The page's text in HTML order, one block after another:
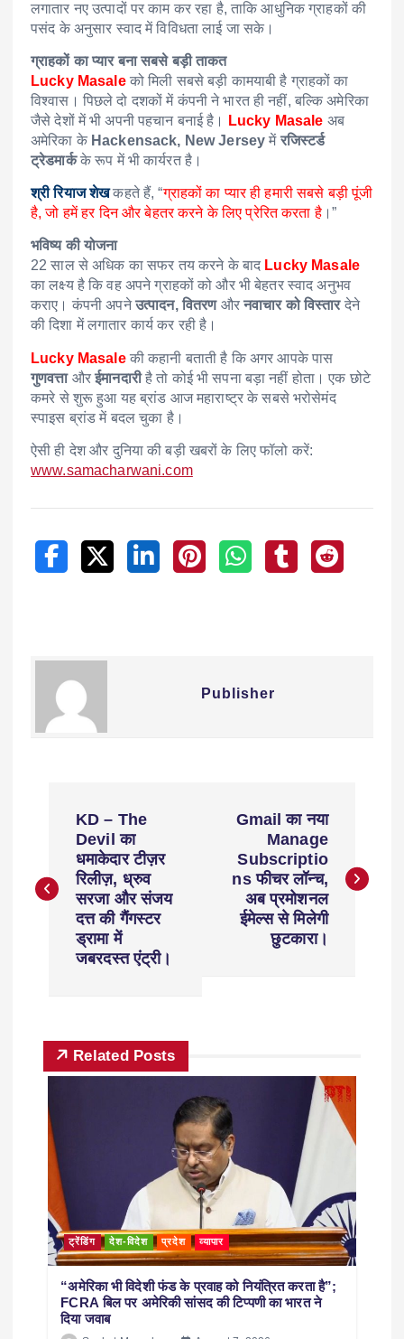
लगातार नए उत्पादों पर काम कर रहा है, ताकि आधुनिक ग्राहकों की
पसंद के अनुसार स्वाद में विविधता लाई जा सके।
ग्राहकों का प्यार बना सबसे बड़ी ताकत
Lucky Masaleको मिली सबसे बड़ी कामयाबी है ग्राहकों का
विश्वास। पिछले दो दशकों में कंपनी ने भारत ही नहीं, बल्कि अमेरिका
जैसे देशों में भी अपनी पहचान बनाई है।
Lucky Masale अब
अमेरिका के Hackensack, New Jersey मेंरजिस्टर्ड
ट्रेडमार्कके रूप में भी कार्यरत है।
श्री रियाज शेखकहते हैं, “ग्राहकों का प्यार ही हमारी सबसे बड़ी पूंजी
है, जो हमें हर दिन और बेहतर करने के लिए प्रेरित करता है।”
भविष्य की योजना
22 साल से अधिक का सफर तय करने के बाद Lucky Masale
का लक्ष्य है कि वह अपने ग्राहकों को और भी बेहतर स्वाद अनुभव
कराए। कंपनी अपनेउत्पादन, वितरणऔरनवाचार को विस्तारदेने
की दिशा में लगातार कार्य कर रही है।
Lucky Masaleकी कहानी बताती है कि अगर आपके पास
गुणवत्ताऔरईमानदारीहै तो कोई भी सपना बड़ा नहीं होता। एक छोटे
कमरे से शुरू हुआ यह ब्रांड आज महाराष्ट्र के सबसे भरोसेमंद
स्पाइस ब्रांड में बदल चुका है।
ऐसी ही देश और दुनिया की बड़ी खबरों के लिए फॉलो करें:
www.samacharwani.com
Publisher
KD – The
Devil का
धमाकेदार टीज़र
रिलीज़, ध्रुव
सरजा और संजय
दत्त की गैंगस्टर
ड्रामा में
जबरदस्त एंट्री।
Gmail का नया
Manage
Subscriptio
ns फीचर लॉन्च,
अब प्रमोशनल
ईमेल्स से मिलेगी
छुटकारा।
Related Posts
ट्रेंडिंग देश-विदेश प्रदेश व्यापार
“अमेरिका भी विदेशी फंड के प्रवाह को नियंत्रित करता है”;
FCRA बिल पर अमेरिकी सांसद की टिप्पणी का भारत ने
दिया जवाब